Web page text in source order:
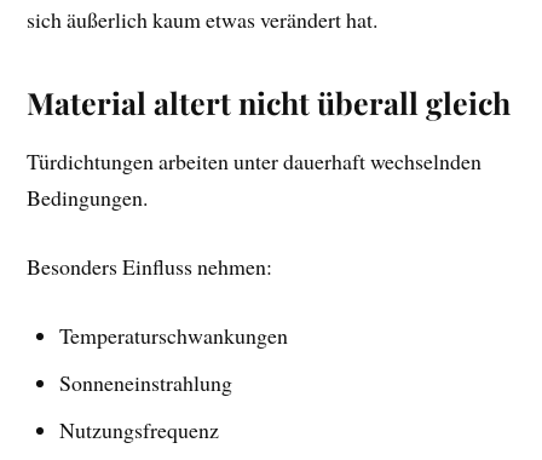
sich äußerlich kaum etwas verändert hat.
Material altert nicht überall gleich
Türdichtungen arbeiten unter dauerhaft wechselnden
Bedingungen.
Besonders Einfluss nehmen:
Temperaturschwankungen
Sonneneinstrahlung
Nutzungsfrequenz